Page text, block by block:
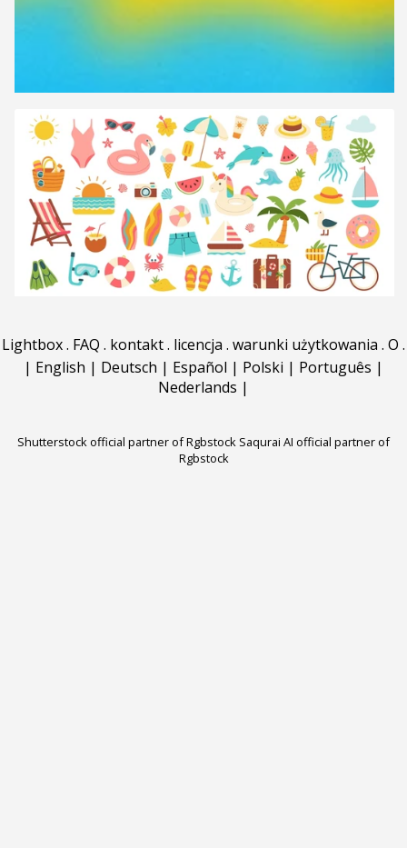
Lightbox. FAQ . kontakt. licencja . warunki użytkowania . O .
| English | Deutsch | Español | Polski | Português |
Nederlands |
Shutterstock official partner of Rgbstock Saqurai AI official partner of
Rgbstock